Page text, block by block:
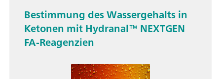
Bestimmung des Wassergehalts in
Ketonen mit Hydranal™ NEXTGEN
FA-Reagenzien